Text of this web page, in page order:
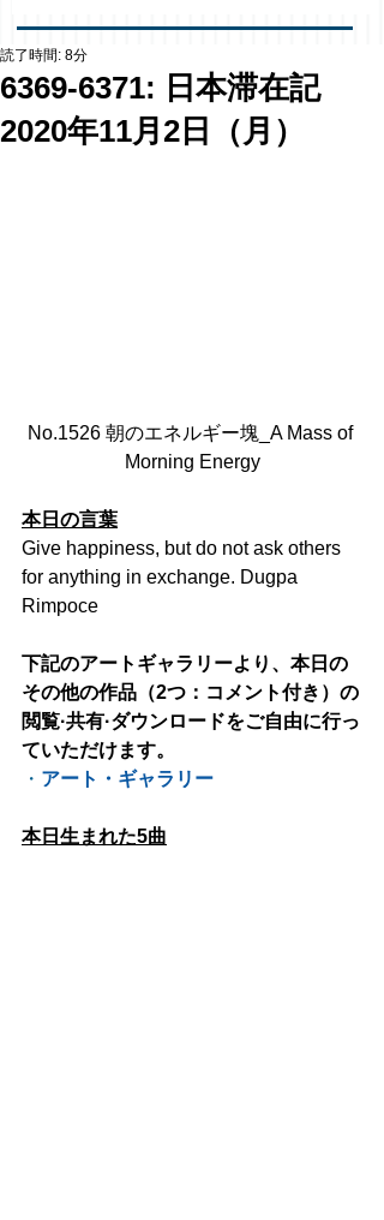
6369-6371: 日本滞在記
2020年11月2日（月）
読了時間: 8分
No.1526 朝のエネルギー塊_A Mass of
Morning Energy
本日の言葉
Give happiness, but do not ask others
for anything in exchange. Dugpa
Rimpoce
下記のアートギャラリーより、本日の
その他の作品（2つ：コメント付き）の
閲覧·共有·ダウンロードをご自由に行っ
ていただけます。
・ アート・ギャラリー
本日生まれた5曲